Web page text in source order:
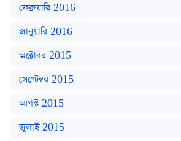
ফেব্রুয়ারি 2016
জানুয়ারি 2016
অক্টোবর 2015
সেপ্টেম্বর 2015
আগস্ট 2015
জুলাই 2015